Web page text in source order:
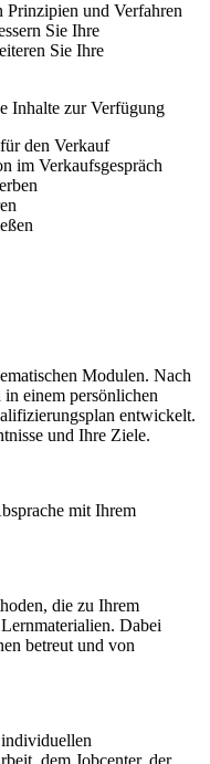
Prinzipien und Verfahren
Sie Ihre
Sie Ihre
Inhalte zur Verfügung
den Verkauf
im Verkaufsgespräch
Modulen. Nach
einem persönlichen
entwickelt.
und Ihre Ziele.
mit Ihrem
die zu Ihrem
Dabei
betreut und von